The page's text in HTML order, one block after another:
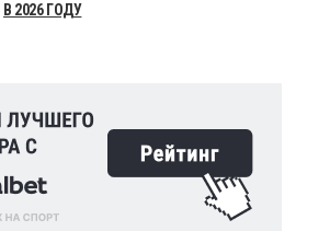
В 2026 ГОДУ